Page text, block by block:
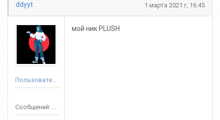
ddyyt 1 марта 2021 г, 16:45
Пользователь
Сообщений: 60
мой ник PLUSH